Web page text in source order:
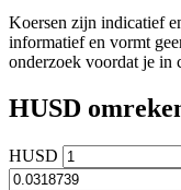
Koersen zijn indicatief
informatief en vormt
onderzoek voordat je in
HUSD
HUSD